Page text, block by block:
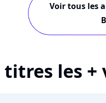
Voir tous les
titres les +